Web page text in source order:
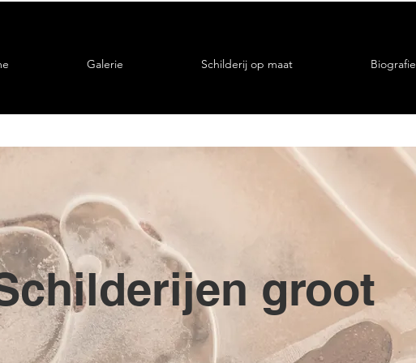
Galerie Schilderij op maat Biografie
groot